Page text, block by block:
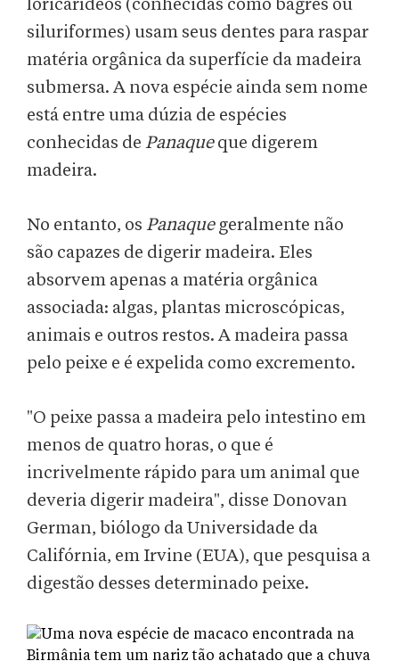
loricarídeos (conhecidas como bagres ou
siluriformes) usam seus dentes para raspar
matéria orgânica da superfície da madeira
submersa. A nova espécie ainda sem nome
está entre uma dúzia de espécies
conhecidas de Panaqueque digerem
madeira.
No entanto, os Panaque geralmente não
são capazes de digerir madeira. Eles
absorvem apenas a matéria orgânica
associada: algas, plantas microscópicas,
animais e outros restos. A madeira passa
pelo peixe e é expelida como excremento.
"O peixe passa a madeira pelo intestino em
menos de quatro horas, o que é
incrivelmente rápido para um animal que
deveria digerir madeira", disse Donovan
German, biólogo da Universidade da
Califórnia, em Irvine (EUA), que pesquisa a
digestão desses determinado peixe.